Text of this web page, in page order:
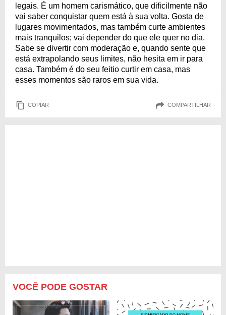
legais. É um homem carismático, que dificilmente não
vai saber conquistar quem está à sua volta. Gosta de
lugares movimentados, mas também curte ambientes
mais tranquilos; vai depender do que ele quer no dia.
Sabe se divertir com moderação e, quando sente que
está extrapolando seus limites, não hesita em ir para
casa. Também é do seu feitio curtir em casa, mas
esses momentos são raros em sua vida.
COPIAR COMPARTILHAR
VOCÊ PODE GOSTAR